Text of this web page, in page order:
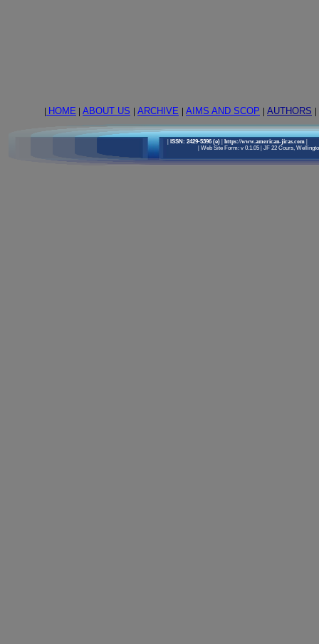
| HOME | ABOUT US | ARCHIVE | AIMS AND SCOP | AUTHORS |
| ISSN: 2429-5396 (e)| https://www.american-jiras.com |
| Web Site Form: v 0.1.05 | JF 22 Cours,